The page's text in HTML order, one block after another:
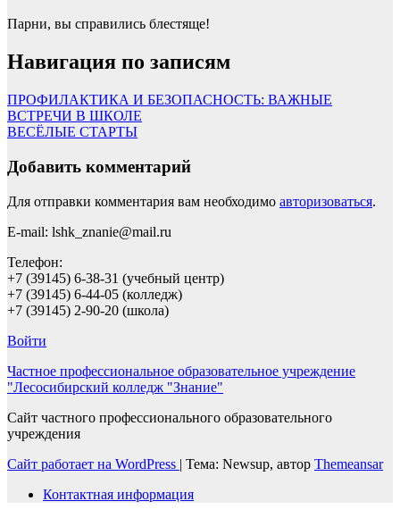
Парни, вы справились блестяще!
Навигация по записям
ПРОФИЛАКТИКА И БЕЗОПАСНОСТЬ: ВАЖНЫЕ
ВСТРЕЧИ В ШКОЛЕ
ВЕСЁЛЫЕ СТАРТЫ
Добавить комментарий
Для отправки комментария вам необходимо авторизоваться.
E-mail: lshk_znanie@mail.ru
Телефон:
+7 (39145) 6-38-31 (учебный центр)
+7 (39145) 6-44-05 (колледж)
+7 (39145) 2-90-20 (школа)
Войти
Частное профессиональное образовательное учреждение
"Лесосибирский колледж "Знание"
Сайт частного профессионального образовательного
учреждения
Сайт работает на WordPress | Тема: Newsup, автор Themeansar
Контактная информация